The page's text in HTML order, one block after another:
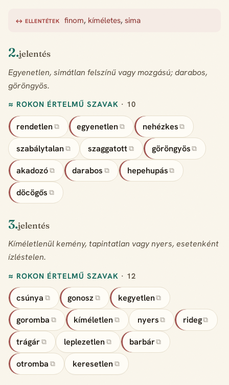
↔ ELLENTÉTEK finom, kíméletes,sima
2.jelentés
Egyenetlen, simátlan felszínű vagy mozgású; darabos,
göröngyös.
≈ ROKON ÉRTELMŰ SZAVAK · 10
rendetlen ⧉ egyenetlen ⧉ nehézkes ⧉
szabálytalan ⧉ szaggatott ⧉ göröngyös ⧉
akadozó ⧉ darabos ⧉ hepehupás ⧉
döcögős ⧉
3.jelentés
Kíméletlenül kemény, tapintatlan vagy nyers, esetenként
ízléstelen.
≈ ROKON ÉRTELMŰ SZAVAK · 12
csúnya ⧉ gonosz ⧉ kegyetlen⧉
goromba ⧉ kíméletlen ⧉ nyers ⧉ rideg⧉
trágár ⧉ leplezetlen ⧉ barbár⧉
otromba ⧉ keresetlen ⧉